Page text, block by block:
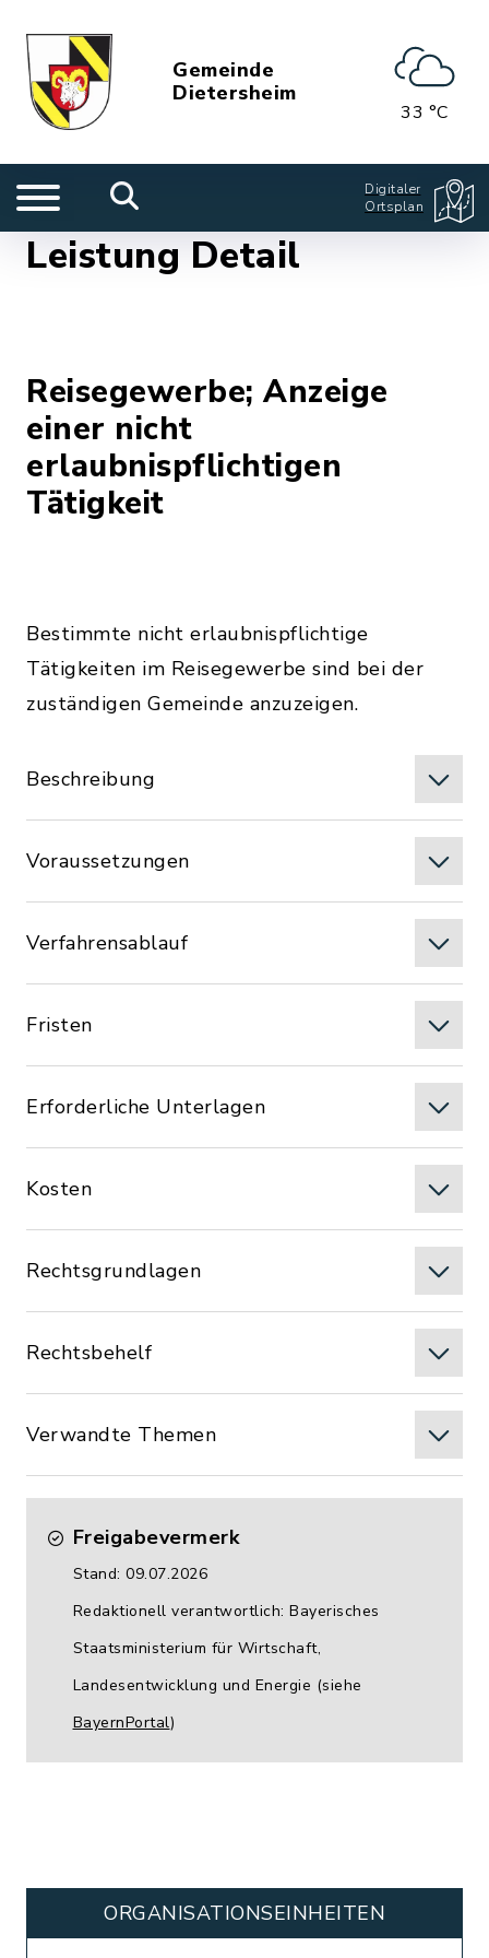
Gemeinde
Dietersheim
33 °C
Digitaler
Ortsplan
Leistung Detail
Reisegewerbe; Anzeige
einer nicht
erlaubnispflichtigen
Tätigkeit
Bestimmte nicht erlaubnispflichtige
Tätigkeiten im Reisegewerbe sind bei der
zuständigen Gemeinde anzuzeigen.
Beschreibung
Voraussetzungen
Verfahrensablauf
Fristen
Erforderliche Unterlagen
Kosten
Rechtsgrundlagen
Rechtsbehelf
Verwandte Themen
Freigabevermerk
Stand: 09.07.2026
Redaktionell verantwortlich: Bayerisches
Staatsministerium für Wirtschaft,
Landesentwicklung und Energie (siehe
BayernPortal)
ORGANISATIONS­EINHEITEN